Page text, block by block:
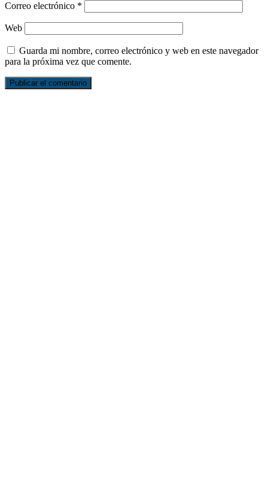
Correo electrónico *
Web
Guarda mi nombre, correo electrónico y web en este navegador
para la próxima vez que comente.